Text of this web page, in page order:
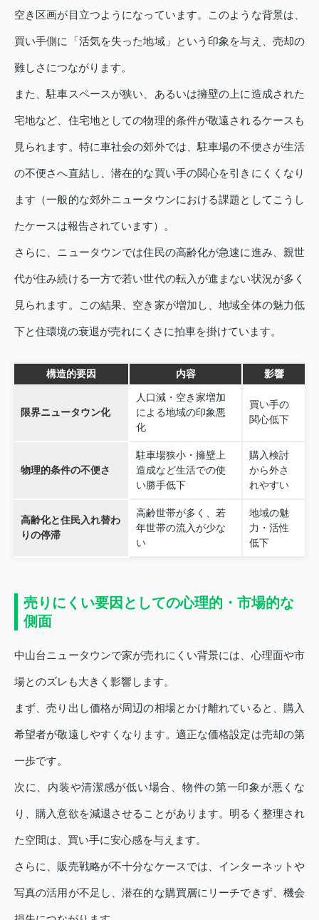
空き区画が目立つようになっています。このような背景は、
買い手側に「活気を失った地域」という印象を与え、売却の
難しさにつながります。
また、駐車スペースが狭い、あるいは擁壁の上に造成された
宅地など、住宅地としての物理的条件が敬遠されるケースも
見られます。特に車社会の郊外では、駐車場の不便さが生活
の不便さへ直結し、潜在的な買い手の関心を引きにくくなり
ます（一般的な郊外ニュータウンにおける課題としてこうし
たケースは報告されています）。
さらに、ニュータウンでは住民の高齢化が急速に進み、親世
代が住み続ける一方で若い世代の転入が進まない状況が多く
見られます。この結果、空き家が増加し、地域全体の魅力低
下と住環境の衰退が売れにくさに拍車を掛けています。
構造的要因 内容 影響
限界ニュータウン化
人口減・空き家増加
による地域の印象悪
化
買い手の
関心低下
物理的条件の不便さ
駐車場狭小・擁壁上
造成など生活での使
い勝手低下
購入検討
から外さ
れやすい
高齢化と住民入れ替わ
りの停滞
高齢世帯が多く、若
年世帯の流入が少な
い
地域の魅
力・活性
低下
売りにくい要因としての心理的・市場的な
側面
中山台ニュータウンで家が売れにくい背景には、心理面や市
場とのズレも大きく影響します。
まず、売り出し価格が周辺の相場とかけ離れていると、購入
希望者が敬遠しやすくなります。適正な価格設定は売却の第
一歩です。
次に、内装や清潔感が低い場合、物件の第一印象が悪くな
り、購入意欲を減退させることがあります。明るく整理され
た空間は、買い手に安心感を与えます。
さらに、販売戦略が不十分なケースでは、インターネットや
写真の活用が不足し、潜在的な購買層にリーチできず、機会